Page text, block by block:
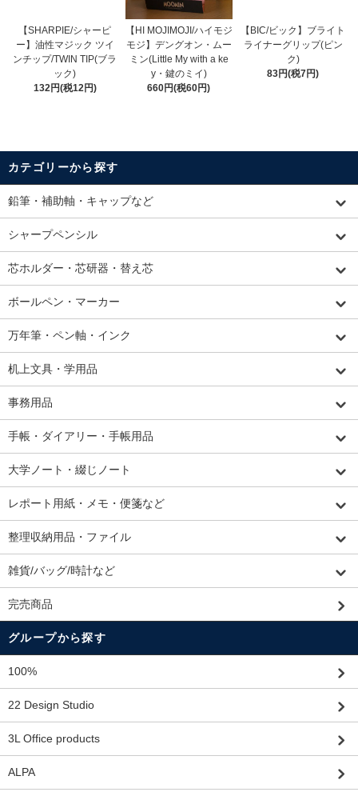
【SHARPIE/シャーピ
ー】油性マジック ツイ
ンチップ/TWIN TIP(ブラ
ック)
132円(税12円)
【HI MOJIMOJI/ハイモジ
モジ】デングオン・ムー
ミン(Little My with a ke
y・鍵のミイ)
660円(税60円)
【BIC/ビック】ブライト
ライナーグリップ(ピン
ク)
83円(税7円)
カテゴリーから探す
鉛筆・補助軸・キャップなど
シャープペンシル
芯ホルダー・芯研器・替え芯
ボールペン・マーカー
万年筆・ペン軸・インク
机上文具・学用品
事務用品
手帳・ダイアリー・手帳用品
大学ノート・綴じノート
レポート用紙・メモ・便箋など
整理収納用品・ファイル
雑貨/バッグ/時計など
完売商品
グループから探す
100%
22 Design Studio
3L Office products
ALPA